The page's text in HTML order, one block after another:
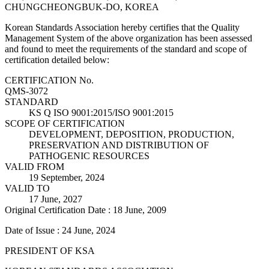
CHUNGCHEONGBUK-DO, KOREA
Korean Standards Association hereby certifies that the Quality
Management System of the above organization has been assessed
and found to meet the requirements of the standard and scope of
certification detailed below:
CERTIFICATION No.
QMS-3072
STANDARD
KS Q ISO 9001:2015/ISO 9001:2015
SCOPE OF CERTIFICATION
DEVELOPMENT, DEPOSITION, PRODUCTION,
PRESERVATION AND DISTRIBUTION OF
PATHOGENIC RESOURCES
VALID FROM
19 September, 2024
VALID TO
17 June, 2027
Original Certification Date : 18 June, 2009
Date of Issue : 24 June, 2024
PRESIDENT OF KSA